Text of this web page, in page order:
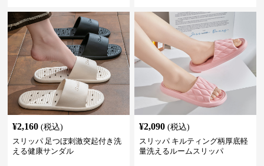
¥2,160 (税込)
スリッパ 足つぼ刺激突起付き洗
える健康サンダル
¥2,090 (税込)
スリッパ キルティング柄厚底軽
量洗えるルームスリッパ